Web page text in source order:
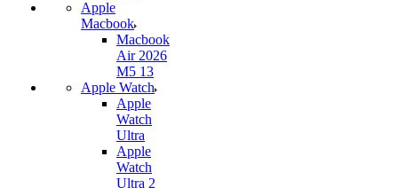
Apple
Macbook
Macbook
Air 2026
M5 13
Apple Watch
Apple
Watch
Ultra
Apple
Watch
Ultra 2